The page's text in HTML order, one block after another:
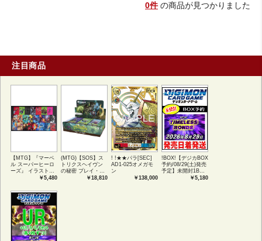
0件の商品が見つかりました
注目商品
【MTG】『マーベ
ル スーパーヒーロ
ーズ』 イラストコ
レクション 54種コ
アートカード(JPN)
￥5,480
(MTG)【SOS】ス
トリクスヘイヴン
の秘密 プレイ・ブ
ースター1BOX日本
￥18,810
! !★★パラ[SEC]
AD1-025オメガモ
ン
￥138,000
!BOX!【デジカBOX
予約/08/29(土)発売
予定】未開封1BOX
￥5,180